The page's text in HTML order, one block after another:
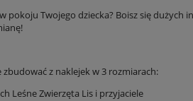
pokoju Twojego dziecka? Boisz się
zbudować z naklejek w 3 rozmiarach:
Leśne Zwierzęta Lis i przyjaciele